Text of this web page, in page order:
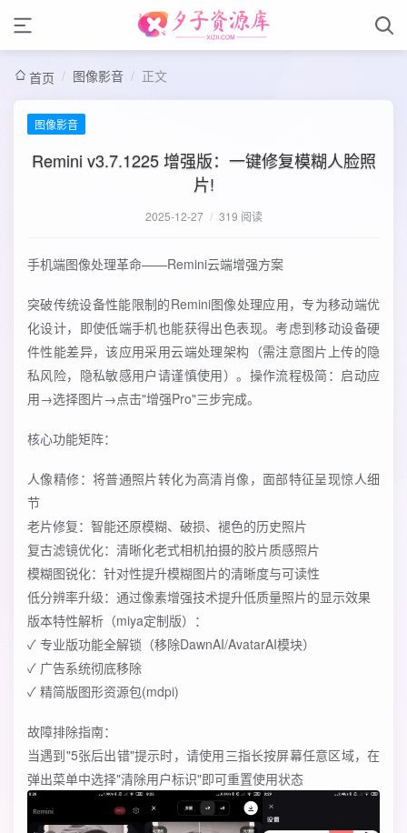
首页 / 图像影音 / 正文
图像影音
‌Remini v3.7.1225 增强版：一键修复模糊人脸照
片!
2025-12-27 / 319 阅读
手机端图像处理革命——Remini云端增强方案
突破传统设备性能限制的Remini图像处理应用，专为移动端优
化设计，即使低端手机也能获得出色表现。考虑到移动设备硬
件性能差异，该应用采用云端处理架构（需注意图片上传的隐
私风险，隐私敏感用户请谨慎使用）。操作流程极简：启动应
用→选择图片→点击"增强Pro"三步完成。
核心功能矩阵：
人像精修：将普通照片转化为高清肖像，面部特征呈现惊人细
节
老片修复：智能还原模糊、破损、褪色的历史照片
复古滤镜优化：清晰化老式相机拍摄的胶片质感照片
模糊图锐化：针对性提升模糊图片的清晰度与可读性
低分辨率升级：通过像素增强技术提升低质量照片的显示效果
版本特性解析（miya定制版）：
✓ 专业版功能全解锁（移除DawnAI/AvatarAI模块）
✓ 广告系统彻底移除
✓ 精简版图形资源包(mdpi)
故障排除指南：
当遇到"5张后出错"提示时，请使用三指长按屏幕任意区域，在
弹出菜单中选择"清除用户标识"即可重置使用状态